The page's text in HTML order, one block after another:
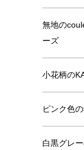
無地の
ーズ
小花柄の
ピンク色
白黒グレ